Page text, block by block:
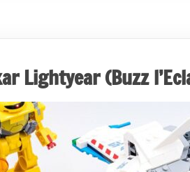
Lightyear (Buzz